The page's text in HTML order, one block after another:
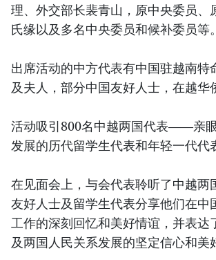
理、外交部长裴青山，原中央委员、
氏缘以及多名中央委员和候补委员等。
出席活动的中方代表有中国驻越南特
及夫人，部分中国友好人士，在越华
活动吸引800名中越两国代表——亲
发展的历代留学生代表和年轻一代代
在见面会上，与会代表聆听了中越两
友好人士及留学生代表分享他们在中
工作的深刻回忆和美好情谊，并表达
及两国人民关系发展的坚定信心和美